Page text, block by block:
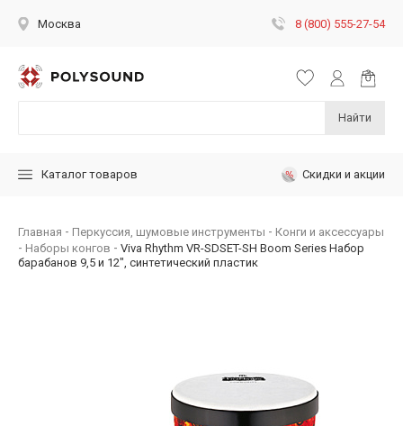
Москва 8 (800) 555-27-54
Найти
Каталог товаров Скидки и акции
Главная Перкуссия, шумовые инструменты
Конги и аксессуары
Наборы конгов
Viva Rhythm VR-SDSET-SH Boom Series Набор
барабанов 9,5 и 12", синтетический пластик